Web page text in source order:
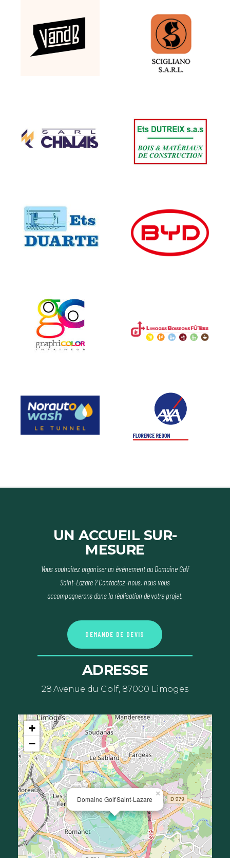
UN ACCUEIL SUR-
MESURE
Vous souhaitez organiser un événement au Domaine Golf
Saint-Lazare ? Contactez-nous, nous vous
accompagnerons dans la réalisation de votre projet.
D EMANDE DE DEVIS
ADRESSE
28 Avenue du Golf, 87000 Limoges
Domaine Golf Saint-Lazare
×
+
−